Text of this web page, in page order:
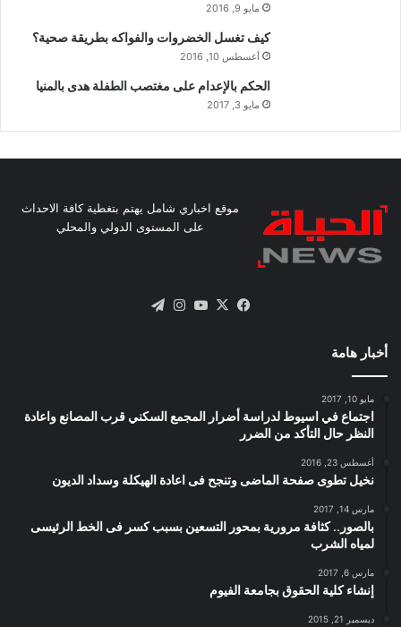
مايو 9, 2016
كيف تغسل الخضروات والفواكه بطريقة صحية؟
أغسطس 10, 2016
الحكم بالإعدام على مغتصب الطفلة هدى بالمنيا
مايو 3, 2017
موقع اخباري شامل يهتم بتغطية كافة الاحداث
على المستوى الدولي والمحلي
فيسبوك
X يوتيوبانستقرام
أخبار هامة
مايو 10, 2017
اجتماع في اسيوط لدراسة أضرار المجمع السكني قرب المصانع واعادة
النظر حال التأكد من الضرر
أغسطس 23, 2016
نخيل تطوى صفحة الماضى وتنجح فى اعادة الهيكلة وسداد الديون
مارس 14, 2017
بالصور.. كثافة مرورية بمحور التسعين بسبب كسر فى الخط الرئيسى
لمياه الشرب
مارس 6, 2017
إنشاء كلية الحقوق بجامعة الفيوم
ديسمبر 21, 2015